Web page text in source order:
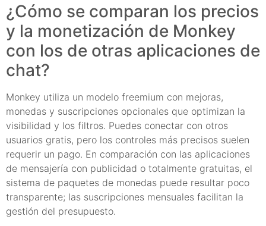
¿Cómo se comparan los precios
y la monetización de Monkey
con los de otras aplicaciones de
chat?
Monkey utiliza un modelo freemium con mejoras,
monedas y suscripciones opcionales que optimizan la
visibilidad y los filtros. Puedes conectar con otros
usuarios gratis, pero los controles más precisos suelen
requerir un pago. En comparación con las aplicaciones
de mensajería con publicidad o totalmente gratuitas, el
sistema de paquetes de monedas puede resultar poco
transparente; las suscripciones mensuales facilitan la
gestión del presupuesto.